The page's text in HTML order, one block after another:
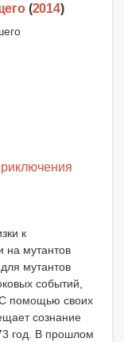
(2014)
к
на мутантов
мутантов
событий,
помощью своих
сознание
год. В прошлом